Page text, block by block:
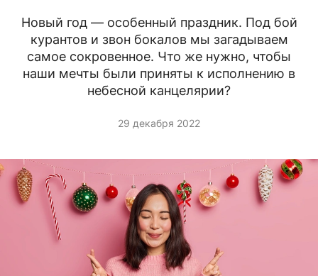
Новый год — особенный праздник. Под бой
курантов и звон бокалов мы загадываем
самое сокровенное. Что же нужно, чтобы
наши мечты были приняты к исполнению в
небесной канцелярии?
29 декабря 2022